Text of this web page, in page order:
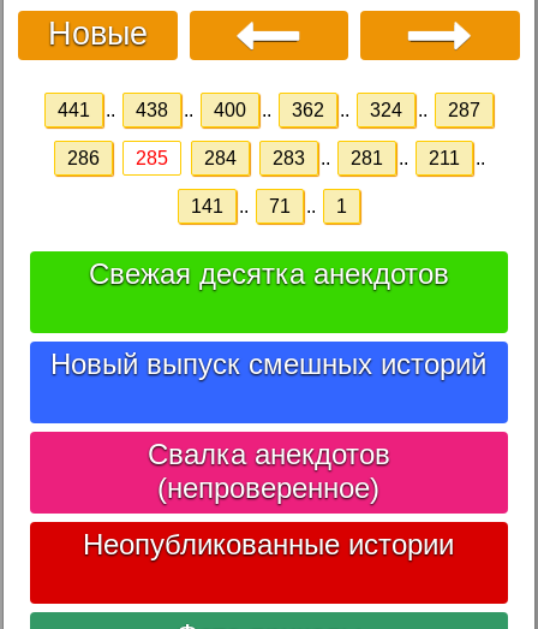
Новые
441 .. 438 .. 400 .. 362 .. 324 .. 287
286 285 284 283 .. 281 .. 211 ..
141 .. 71 .. 1
Свежая десятка анекдотов
Новый выпуск смешных историй
Свалка анекдотов
(непроверенное)
Неопубликованные истории